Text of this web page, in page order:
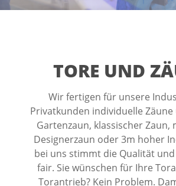
TORE UND
Wir fertigen für unsere
Privatkunden individuelle Zäune
Gartenzaun, klassischer
Designerzaun oder 3m hoher
bei uns stimmt die Qualität
fair. Sie wünschen für Ihre
Torantrieb? Kein Problem.